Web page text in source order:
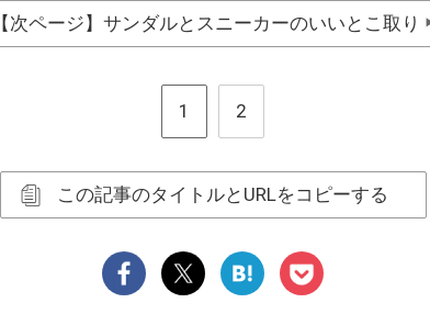
【次ページ】サンダルとスニーカーのいいとこ取り
1 2
この記事のタイトルとURLをコピーする